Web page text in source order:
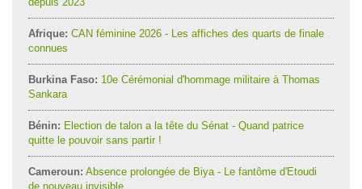
Afrique: CAN féminine 2026 - Les affiches des quarts de finale
connues
Burkina Faso: 10e Cérémonial d'hommage militaire à Thomas
Sankara
Bénin: Election de talon a la tête du Sénat - Quand patrice
quitte le pouvoir sans partir !
Cameroun: Absence prolongée de Biya - Le fantôme d'Etoudi
de nouveau invisible